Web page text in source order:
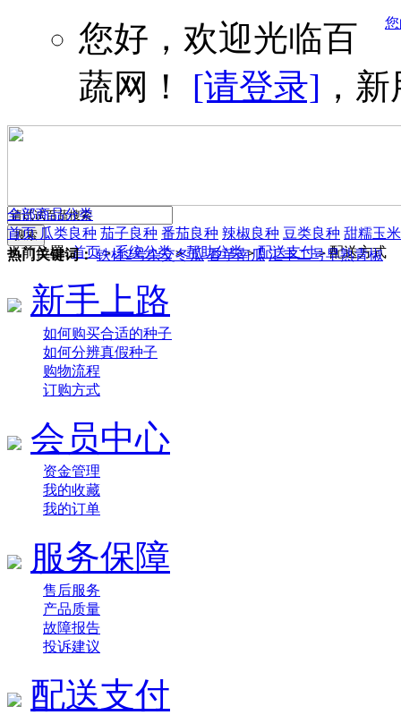
您好，欢迎光临百
蔬网！ [请登录] ，
热门关键词： 铁柱2号杂交冬瓜 香芋南瓜 汇丰二号早熟青椒
全部商品分类
首页 瓜类良种 茄子良种 番茄良种 辣椒良种 豆类良种 甜糯玉米
当前位置:首页 > 系统分类 > 帮助分类 > 配送支付>配送方式
新手上路
如何购买合适的种子
如何分辨真假种子
购物流程
订购方式
会员中心
资金管理
我的收藏
我的订单
服务保障
售后服务
产品质量
故障报告
投诉建议
配送支付